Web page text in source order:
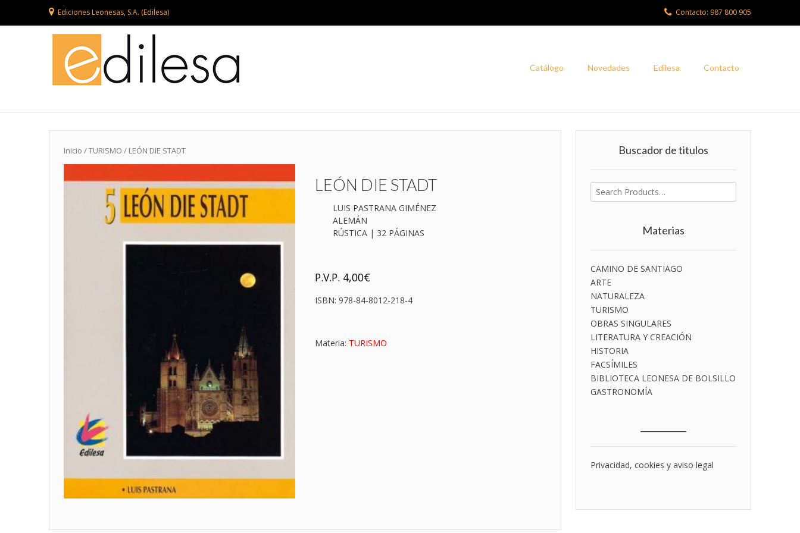
Ediciones Leonesas, S.A. (Edilesa) Contacto: 987 800 905
Catálogo Novedades Edilesa Contacto
Inicio /TURISMO / LEÓN DIE STADT
LEÓN DIE STADT
LUIS PASTRANA GIMÉNEZ
ALEMÁN
RÚSTICA | 32 PÁGINAS
P.V.P. 4,00€
ISBN: 978-84-8012-218-4
Materia: TURISMO
Buscador de titulos
Buscar
por:
Materias
CAMINO DE SANTIAGO
ARTE
NATURALEZA
TURISMO
OBRAS SINGULARES
LITERATURA Y CREACIÓN
HISTORIA
FACSÍMILES
BIBLIOTECA LEONESA DE BOLSILLO
GASTRONOMÍA
Privacidad, cookies y aviso legal